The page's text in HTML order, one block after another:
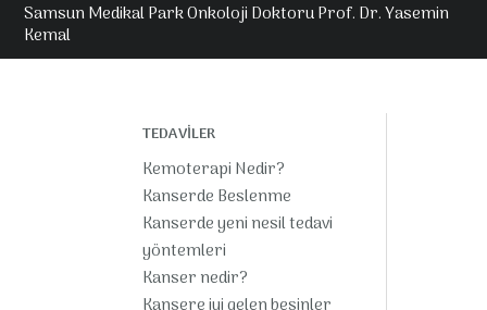
Samsun Medikal Park Onkoloji Doktoru Prof. Dr. Yasemin
Kemal
TEDAVİLER
Kemoterapi Nedir?
Kanserde Beslenme
Kanserde yeni nesil tedavi
yöntemleri
Kanser nedir?